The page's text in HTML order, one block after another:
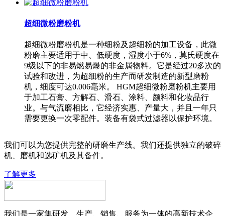
超细微粉磨粉机
超细微粉磨粉机是一种细粉及超细粉的加工设备，此微
粉磨主要适用于中、低硬度，湿度小于6%，莫氏硬度在
9级以下的非易燃易爆的非金属物料。它是经过20多次的
试验和改进，为超细粉的生产而研发制造的新型磨粉
机，细度可达0.006毫米。 HGM超细微粉磨粉机主要用
于加工石膏、方解石、滑石、涂料、颜料和化妆品行
业。与气流磨相比，它经济实惠、产量大，并且一年只
需要更换一次零配件。装备有袋式过滤器以保护环境。
我们可以为您提供完整的研磨生产线。我们还提供独立的破碎
机、磨机和选矿机及其备件。
了解更多
我们是一家集研发、生产、销售、服务为一体的高新技术企